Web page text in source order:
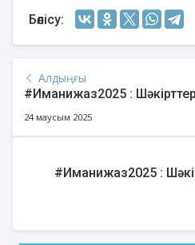
Бөлісу:
Алдыңғы
#Иманижаз2025 :
24 маусым 2025
#Иманижаз2025 :